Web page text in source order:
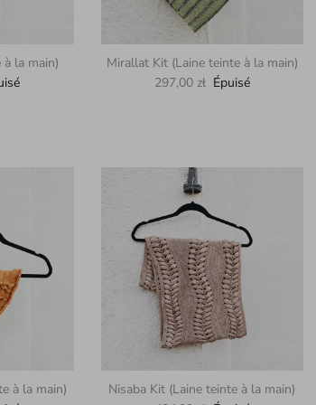
la main)
Mirallat Kit (Laine teinte à la main)
Prix habituel
297,00 zł Épuisé
à la main)
Nisaba Kit (Laine teinte à la main)